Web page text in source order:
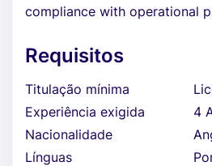
compliance with operational
Requisitos
Titulação mínima
Experiência exigida
4
Nacionalidade
Línguas